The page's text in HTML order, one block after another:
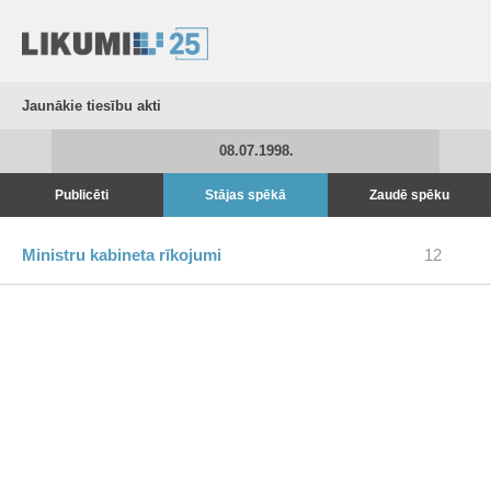
Jaunākie tiesību akti
08.07.1998.
Publicēti Stājas spēkā Zaudē spēku
Ministru kabineta rīkojumi 12